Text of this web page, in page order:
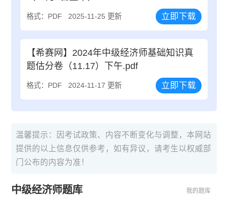
格式：PDF 2025-11-25 更新 立即下载
【希赛网】2024年中级经济师基础知识真
题估分卷（11.17）下午.pdf
格式：PDF 2024-11-17 更新 立即下载
温馨提示：因考试政策、内容不断变化与调整，本网站
提供的以上信息仅供参考，如有异议，请考生以权威部
门公布的内容为准！
中级经济师题库 我的题库